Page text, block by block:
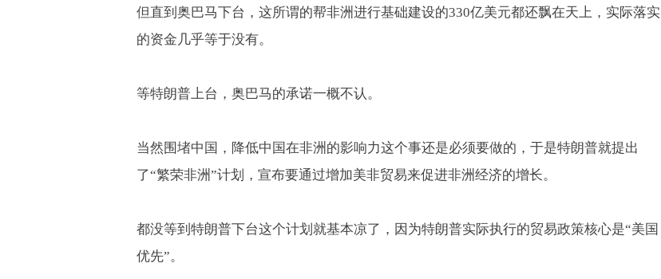
但直到奥巴马下台，这所谓的帮非洲进行基础建设的330亿美元都还飘在天上，实际落实
的资金几乎等于没有。
等特朗普上台，奥巴马的承诺一概不认。
当然围堵中国，降低中国在非洲的影响力这个事还是必须要做的，于是特朗普就提出
了“繁荣非洲”计划，宣布要通过增加美非贸易来促进非洲经济的增长。
都没等到特朗普下台这个计划就基本凉了，因为特朗普实际执行的贸易政策核心是“美国
优先”。